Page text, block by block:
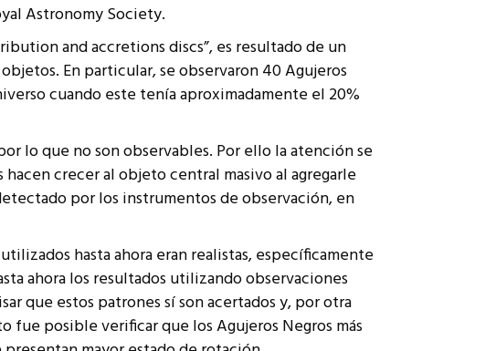
Astronomy Society.
and accretions discs”, es resultado de un
En particular, se observaron 40 Agujeros
cuando este tenía aproximadamente el 20%
lo que no son observables. Por ello la atención se
crecer al objeto central masivo al agregarle
por los instrumentos de observación, en
hasta ahora eran realistas, específicamente
ahora los resultados utilizando observaciones
que estos patrones sí son acertados y, por otra
fue posible verificar que los Agujeros Negros más